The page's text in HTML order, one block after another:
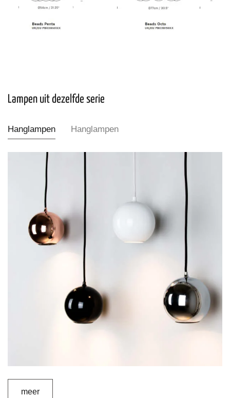
Lampen uit dezelfde serie
Hanglampen Hanglampen
meer